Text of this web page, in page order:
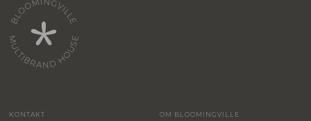
KONTAKT OM BLOOMINGVILLE